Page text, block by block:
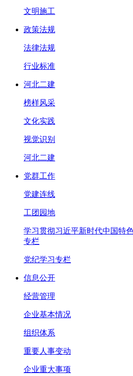
文明施工
政策法规
法律法规
行业标准
河北二建
榜样风采
文化实践
视觉识别
河北二建
党群工作
党建连线
工团园地
学习贯彻习近平新时代中国特
专栏
党纪学习专栏
信息公开
经营管理
企业基本情况
组织体系
重要人事变动
企业重大事项